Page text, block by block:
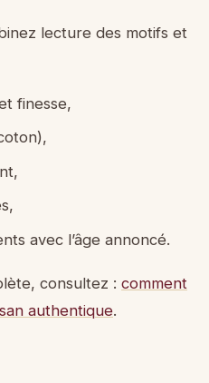
lecture des motifs et
finesse,
avec l’âge annoncé.
consultez : comment
authentique.